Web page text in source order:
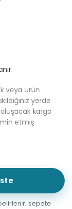
veya ürün
yerde
kargo
etmiş
sepete